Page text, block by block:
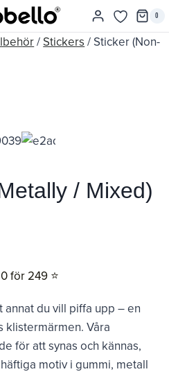
0
/ Stickers / Sticker (Non-
/ Mixed)
för 249 ⭐️
du vill piffa upp – en
Våra
för att synas och kännas,
motiv i gummi, metall